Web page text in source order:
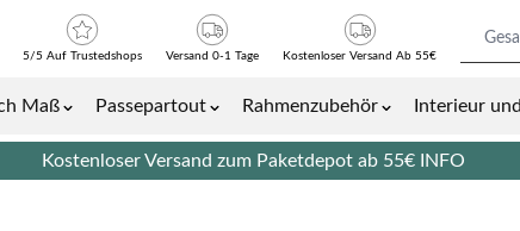
Maß
Passepartout
Rahmenzubehör
Interieur
5/5 Auf Trustedshops Versand 0-1 Tage Kostenloser Versand Ab 55€
Kostenloser Versand zum Paketdepot ab 55€ INFO